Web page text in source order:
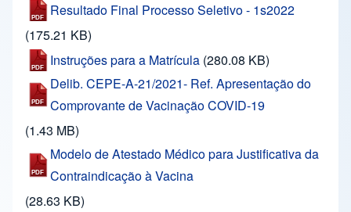
Resultado Final Processo Seletivo - 1s2022
(175.21 KB)
Instruções para a Matrícula (280.08 KB)
Delib. CEPE-A-21/2021- Ref. Apresentação do
Comprovante de Vacinação COVID-19
(1.43 MB)
Modelo de Atestado Médico para Justificativa da
Contraindicação à Vacina
(28.63 KB)